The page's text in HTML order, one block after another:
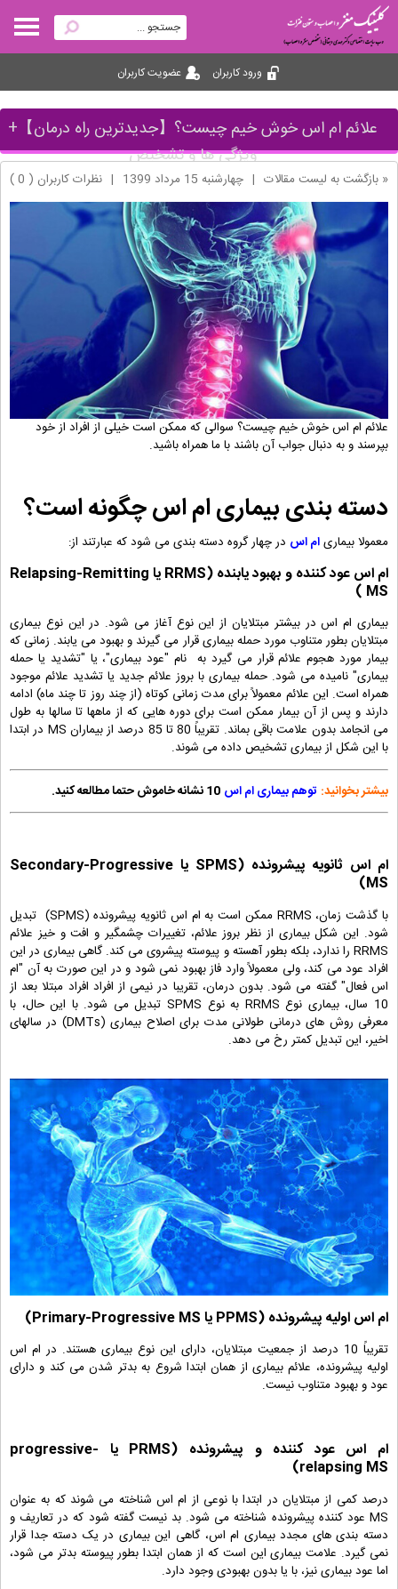
ورود کاربران عضویت کاربران
علائم ام اس خوش خیم چیست؟【جدیدترین راه درمان】+
ویژگی ها و تشخیص
« بازگشت به لیست مقالات | چهارشنبه 15 مرداد 1399 | نظرات کاربران ( 0 )
علائم ام اس خوش خیم چیست؟ سوالی که ممکن است خیلی از افراد از خود
بپرسند و به دنبال جواب آن باشند با ما همراه باشید.
دسته بندی بیماری ام اس چگونه است؟
معمولا بیماریام اس در چهار گروه دسته بندی می شود که عبارتند از:
ام اس عود کننده و بهبود یابنده (RRMS یا Relapsing-Remitting
MS )
بیماری ام اس در بیشتر مبتلایان از این نوع آغاز می شود. در این نوع بیماری
مبتلایان بطور متناوب مورد حمله بیماری قرار می گیرند و بهبود می یابند. زمانی که
بیمار مورد هجوم علائم قرار می گیرد به نام "عود بیماری"، یا "تشدید یا حمله
بیماری" نامیده می شود. حمله بیماری با بروز علائم جدید یا تشدید علائم موجود
همراه است. این علائم معمولاً برای مدت زمانی کوتاه (از چند روز تا چند ماه) ادامه
دارند و پس از آن بیمار ممکن است برای دوره هایی که از ماهها تا سالها به طول
می انجامد بدون علامت باقی بماند. تقریباً 80 تا 85 درصد از بیماران MS در ابتدا
با این شکل از بیماری تشخیص داده می شوند.
بیشتر بخوانید: توهم بیماری ام اس 10 نشانه خاموش حتما مطالعه کنید.
ام اس ثانویه پیشرونده (SPMS یا Secondary-Progressive
MS)
با گذشت زمان، RRMS ممکن است به ام اس ثانویه پیشرونده (SPMS) تبدیل
شود. این شکل بیماری از نظر بروز علائم، تغییرات چشمگیر و افت و خیز علائم
RRMS را ندارد، بلکه بطور آهسته و پیوسته پیشروی می کند. گاهی بیماری در این
افراد عود می کند، ولی معمولاً وارد فاز بهبود نمی شود و در این صورت به آن "ام
اس فعال" گفته می شود. بدون درمان، تقریبا در نیمی از افراد افراد مبتلا بعد از
10 سال، بیماری نوع RRMS به نوع SPMS تبدیل می شود. با این حال، با
معرفی روش های درمانی طولانی مدت برای اصلاح بیماری (DMTs) در سالهای
اخیر، این تبدیل کمتر رخ می دهد.
ام اس اولیه پیشرونده (PPMS یا Primary-Progressive MS)
تقریباً 10 درصد از جمعیت مبتلایان، دارای این نوع بیماری هستند. در ام اس
اولیه پیشرونده، علائم بیماری از همان ابتدا شروع به بدتر شدن می کند و دارای
عود و بهبود متناوب نیست.
ام اس عود کننده و پیشرونده (PRMS یا progressive-
relapsing MS)
درصد کمی از مبتلایان در ابتدا با نوعی از ام اس شناخته می شوند که به عنوان
MS عود کننده پیشرونده شناخته می شود. بد نیست گفته شود که در تعاریف و
دسته بندی های مجدد بیماری ام اس، گاهی این بیماری در یک دسته جدا قرار
نمی گیرد. علامت بیماری این است که از همان ابتدا بطور پیوسته بدتر می شود،
اما عود بیماری نیز، با یا بدون بهبودی وجود دارد.